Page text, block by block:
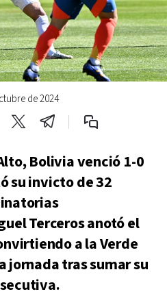
de 2024
Bolivia venció 1-0
su invicto de 32
Terceros anotó el
a la Verde
jornada tras sumar su